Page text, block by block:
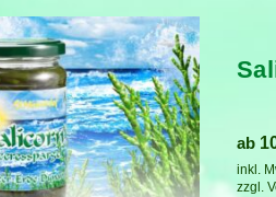
ab
inkl.
zzgl.